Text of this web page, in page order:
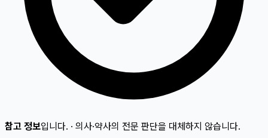
참고 정보입니다. · 의사·약사의 전문 판단을 대체하지 않습니다.